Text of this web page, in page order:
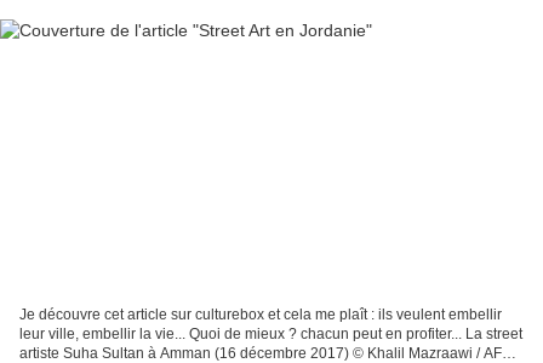
Je découvre cet article sur culturebox et cela me plaît : ils veulent embellir
leur ville, embellir la vie... Quoi de mieux ? chacun peut en profiter... La street
artiste Suha Sultan à Amman (16 décembre 2017) © Khalil Mazraawi / AFP